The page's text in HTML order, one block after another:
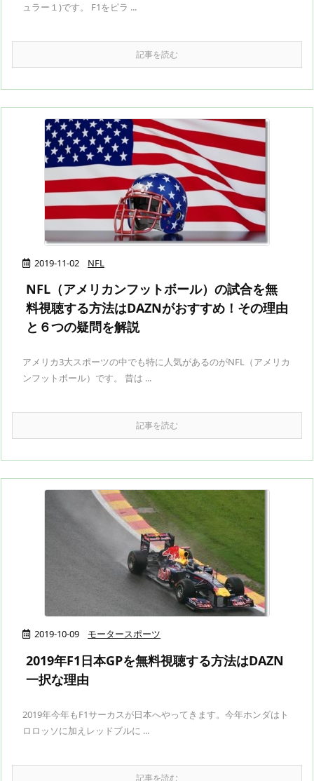
ュラー１)です。 F1をピラ ...
記事を読む
2019-11-02 NFL
NFL（アメリカンフットボール）の試合を無
料視聴する方法はDAZNがおすすめ！その理由
と６つの疑問を解説
アメリカ3大スポーツの中でも特に人気があるのがNFL（アメリカ
ンフットボール）です。 昔は ...
記事を読む
2019-10-09 モータースポーツ
2019年F1日本GPを無料視聴する方法はDAZN
一択な理由
2019年今年もF1サーカスが日本へやってきます。今年ホンダはト
ロロッソに加えレッドブルに ...
記事を読む